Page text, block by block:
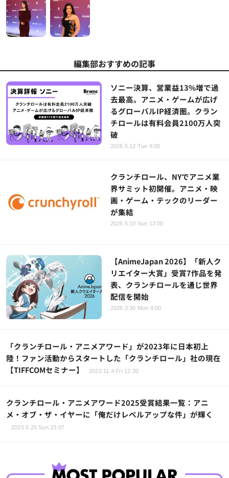
編集部おすすめの記事
ソニー決算、営業益13%増で過
去最高。アニメ・ゲームが広げ
るグローバルIP経済圏。クラン
チロールは有料会員2100万人突
破
2026.5.12 Tue 9:00
クランチロール、NYでアニメ業
界サミット初開催。アニメ・映
画・ゲーム・テックのリーダー
が集結
2026.5.10 Sun 13:00
【AnimeJapan 2026】「新人ク
リエイター大賞」受賞7作品を発
表、クランチロールを通じ世界
配信を開始
2026.3.30 Mon 9:00
「クランチロール・アニメアワード」が2023年に日本初上
陸！ファン活動からスタートした「クランチロール」社の現在
【TIFFCOMセミナー】
2022.11.4 Fri 12:30
クランチロール・アニメアワード2025受賞結果一覧：アニ
メ・オブ・ザ・イヤーに「俺だけレベルアップな件」が輝く
2025.5.25 Sun 23:07